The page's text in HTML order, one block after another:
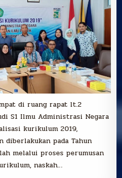
di ruang rapat lt.2
S1 Ilmu Administrasi Negara
kurikulum 2019,
pada Tahun
melalui proses perumusan
naskah…